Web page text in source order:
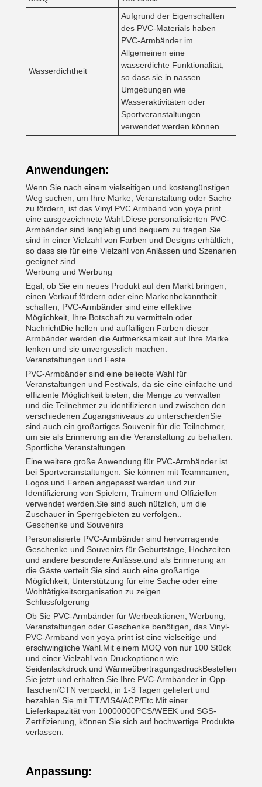
Wasserdichtheit
Aufgrund der Eigenschaften
des PVC-Materials haben
PVC-Armbänder im
Allgemeinen eine
wasserdichte Funktionalität,
so dass sie in nassen
Umgebungen wie
Wasseraktivitäten oder
Sportveranstaltungen
verwendet werden können.
Anwendungen:
Wenn Sie nach einem vielseitigen und kostengünstigen
Weg suchen, um Ihre Marke, Veranstaltung oder Sache
zu fördern, ist das Vinyl PVC Armband von yoya print
eine ausgezeichnete Wahl.Diese personalisierten PVC-
Armbänder sind langlebig und bequem zu tragen.Sie
sind in einer Vielzahl von Farben und Designs erhältlich,
so dass sie für eine Vielzahl von Anlässen und Szenarien
geeignet sind.
Werbung und Werbung
Egal, ob Sie ein neues Produkt auf den Markt bringen,
einen Verkauf fördern oder eine Markenbekanntheit
schaffen, PVC-Armbänder sind eine effektive
Möglichkeit, Ihre Botschaft zu vermitteln.oder
NachrichtDie hellen und auffälligen Farben dieser
Armbänder werden die Aufmerksamkeit auf Ihre Marke
lenken und sie unvergesslich machen.
Veranstaltungen und Feste
PVC-Armbänder sind eine beliebte Wahl für
Veranstaltungen und Festivals, da sie eine einfache und
effiziente Möglichkeit bieten, die Menge zu verwalten
und die Teilnehmer zu identifizieren.und zwischen den
verschiedenen Zugangsniveaus zu unterscheidenSie
sind auch ein großartiges Souvenir für die Teilnehmer,
um sie als Erinnerung an die Veranstaltung zu behalten.
Sportliche Veranstaltungen
Eine weitere große Anwendung für PVC-Armbänder ist
bei Sportveranstaltungen. Sie können mit Teamnamen,
Logos und Farben angepasst werden und zur
Identifizierung von Spielern, Trainern und Offiziellen
verwendet werden.Sie sind auch nützlich, um die
Zuschauer in Sperrgebieten zu verfolgen..
Geschenke und Souvenirs
Personalisierte PVC-Armbänder sind hervorragende
Geschenke und Souvenirs für Geburtstage, Hochzeiten
und andere besondere Anlässe.und als Erinnerung an
die Gäste verteilt.Sie sind auch eine großartige
Möglichkeit, Unterstützung für eine Sache oder eine
Wohltätigkeitsorganisation zu zeigen.
Schlussfolgerung
Ob Sie PVC-Armbänder für Werbeaktionen, Werbung,
Veranstaltungen oder Geschenke benötigen, das Vinyl-
PVC-Armband von yoya print ist eine vielseitige und
erschwingliche Wahl.Mit einem MOQ von nur 100 Stück
und einer Vielzahl von Druckoptionen wie
Seidenlackdruck und WärmeübertragungsdruckBestellen
Sie jetzt und erhalten Sie Ihre PVC-Armbänder in Opp-
Taschen/CTN verpackt, in 1-3 Tagen geliefert und
bezahlen Sie mit TT/VISA/ACP/Etc.Mit einer
Lieferkapazität von 10000000PCS/WEEK und SGS-
Zertifizierung, können Sie sich auf hochwertige Produkte
verlassen.
Anpassung: